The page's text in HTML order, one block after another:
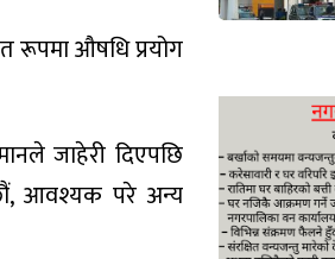
रूपमा औषधि प्रयोग
जाहेरी दिएपछि
छौं, आवश्यक परे अन्य